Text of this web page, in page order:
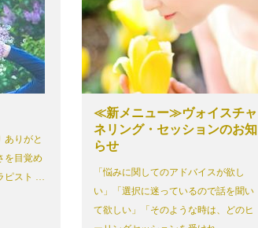
ありがと
を目覚め
ピスト …
≪新メニュー≫ヴォイスチャ
ネリング・セッションのお知
らせ
「悩みに関してのアドバイスが欲し
い」「選択に迷っているので話を聞い
て欲しい」「そのような時は、どのヒ